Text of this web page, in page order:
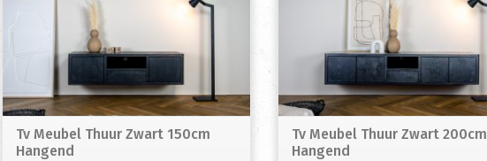
Tv Meubel Thuur Zwart 150cm
Hangend
Tv Meubel Thuur Zwart 200cm
Hangend